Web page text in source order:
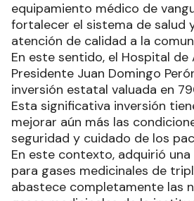
equipamiento médico de
fortalecer el sistema de salud
atención de calidad a la
En este sentido, el Hospital
Presidente Juan Domingo
inversión estatal valuada en
Esta significativa inversión
mejorar aún más las
seguridad y cuidado de los
En este contexto, adquirió una
para gases medicinales de
abastece completamente las